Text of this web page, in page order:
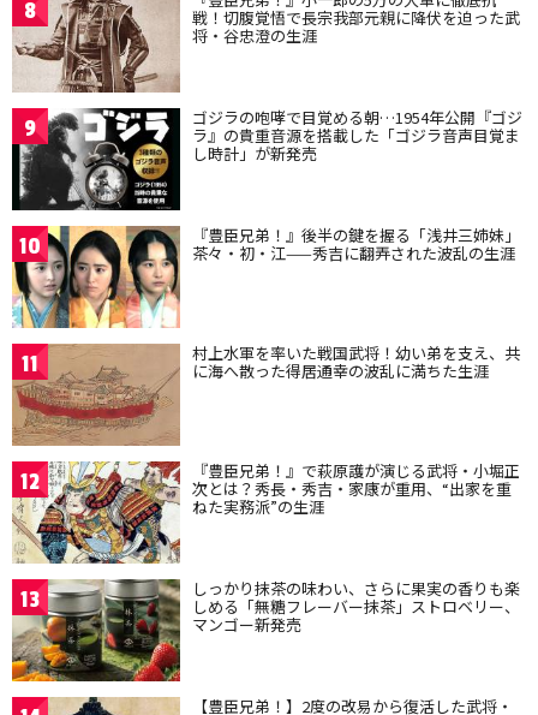
8 戦！切腹覚悟で長宗我部元親に降伏を迫った武
将・谷忠澄の生涯
9 ゴジラの咆哮で目覚める朝…1954年公開『ゴジ
ラ』の貴重音源を搭載した「ゴジラ音声目覚ま
し時計」が新発売
10 『豊臣兄弟！』後半の鍵を握る「浅井三姉妹」
茶々・初・江——秀吉に翻弄された波乱の生涯
11 村上水軍を率いた戦国武将！幼い弟を支え、共
に海へ散った得居通幸の波乱に満ちた生涯
12 『豊臣兄弟！』で萩原護が演じる武将・小堀正
次とは？秀長・秀吉・家康が重用、“出家を重
ねた実務派”の生涯
13 しっかり抹茶の味わい、さらに果実の香りも楽
しめる「無糖フレーバー抹茶」ストロベリー、
マンゴー新発売
【豊臣兄弟！】2度の改易から復活した武将・